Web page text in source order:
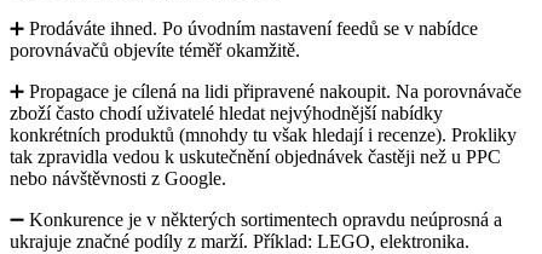
➕ Prodáváte ihned. Po úvodním nastavení feedů se v nabídce
porovnávačů objevíte téměř okamžitě.
➕ Propagace je cílená na lidi připravené nakoupit. Na porovnávače
zboží často chodí uživatelé hledat nejvýhodnější nabídky
konkrétních produktů (mnohdy tu však hledají i recenze). Prokliky
tak zpravidla vedou k uskutečnění objednávek častěji než u PPC
nebo návštěvnosti z Google.
➖ Konkurence je v některých sortimentech opravdu neúprosná a
ukrajuje značné podíly z marží. Příklad: LEGO, elektronika.